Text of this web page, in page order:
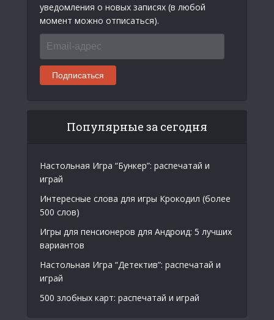
уведомления о новых записях (в любой
момент можно отписаться).
адрес
Подписаться
Популярные за сегодня
Настольная Игра “Бункер”: распечатай и
играй
Интересные слова для игры Крокодил (более
500 слов)
Игры для пенсионеров для Андроид: 5 лучших
вариантов
Настольная Игра “Детектив”: распечатай и
играй
500 злобных карт: распечатай и играй